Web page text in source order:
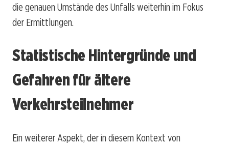
die genauen Umstände des Unfalls weiterhin im Fokus
der Ermittlungen.
Statistische Hintergründe und
Gefahren für ältere
Verkehrsteilnehmer
Ein weiterer Aspekt, der in diesem Kontext von